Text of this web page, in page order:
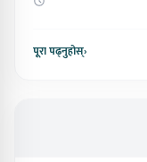
पूरा पढ्नुहोस्›